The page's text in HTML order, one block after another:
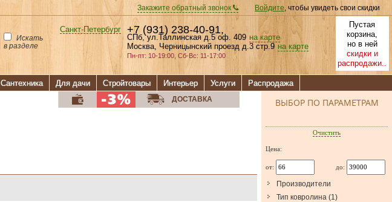
Закажите обратный звонок Войдите, чтобы увидеть свои скидки
Пустая
корзина,
но в ней
скидки и
распродажи..
Санкт-Петербург +7 (931) 238-40-91,
СПб, ул.Таллинская д.5 оф. 409 на карте
Москва, Черницынский проезд д.3 стр.9 на карте
Пн-пт: 10-19:00, Сб-Вс: 11-17:00
Искать
в разделе
Сантехника Для дачи Стройтовары Интерьер Услуги Распродажа
ДОСТАВКА ВЫБОР ПО ПАРАМЕТРАМ
Очистить
Цена:
от: до:
Производители
Тип ковролина (1)